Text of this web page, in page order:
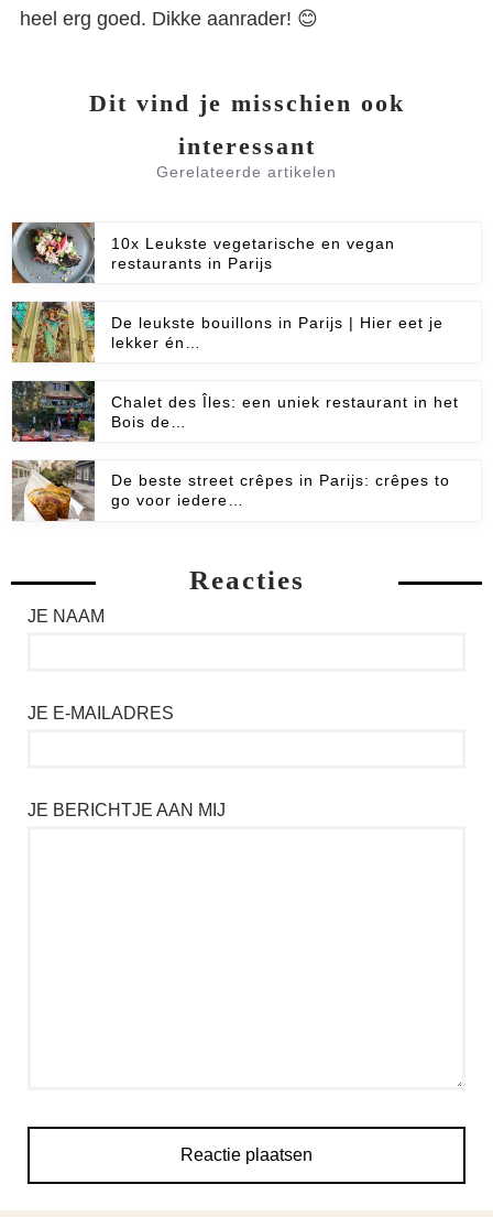
heel erg goed. Dikke aanrader! 😊
Dit vind je misschien ook
interessant
Gerelateerde artikelen
10x Leukste vegetarische en vegan
restaurants in Parijs
De leukste bouillons in Parijs | Hier eet je
lekker én…
Chalet des Îles: een uniek restaurant in het
Bois de…
De beste street crêpes in Parijs: crêpes to
go voor iedere…
Reacties
JE NAAM
JE E-MAILADRES
JE BERICHTJE AAN MIJ